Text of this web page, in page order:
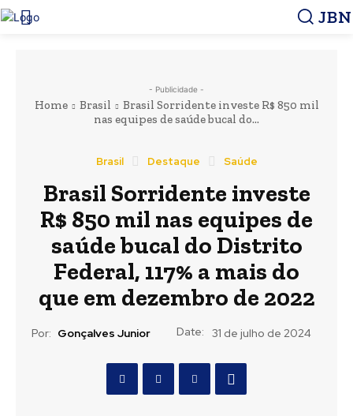
JBN
- Publicidade -
Home Brasil
Brasil Sorridente investe R$ 850 mil
nas equipes de saúde bucal do...
Brasil Destaque Saúde
Brasil Sorridente investe
R$ 850 mil nas equipes de
saúde bucal do Distrito
Federal, 117% a mais do
que em dezembro de 2022
Por: Gonçalves Junior Date: 31 de julho de 2024